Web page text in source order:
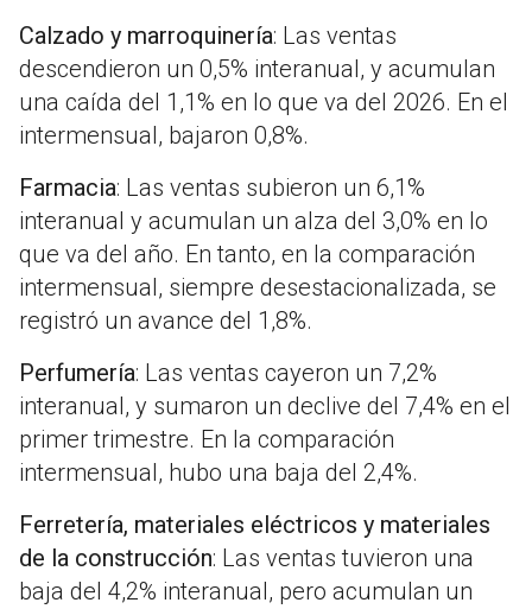
Calzado y marroquinería: Las ventas
descendieron un 0,5% interanual, y acumulan
una caída del 1,1% en lo que va del 2026. En el
intermensual, bajaron 0,8%.
Farmacia: Las ventas subieron un 6,1%
interanual y acumulan un alza del 3,0% en lo
que va del año. En tanto, en la comparación
intermensual, siempre desestacionalizada, se
registró un avance del 1,8%.
Perfumería: Las ventas cayeron un 7,2%
interanual, y sumaron un declive del 7,4% en el
primer trimestre. En la comparación
intermensual, hubo una baja del 2,4%.
Ferretería, materiales eléctricos y materiales
de la construcción: Las ventas tuvieron una
baja del 4,2% interanual, pero acumulan un